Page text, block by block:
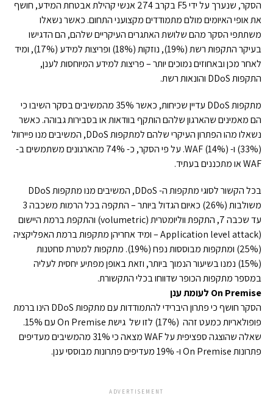
הסקר, שנערך על ידי F5 בקרב 274 אנשי קהילת אבטחת המידע, חושף
את אופי האיומים מולם מתמודדים מקצועני התחום. כאשר נשאלו
משתתפי הסקר מהם שלושת האתגרים העיקריים שלהם, הם הדגישו
בעיקר התקפות רשת (19%), נוזקות (18%) ופריצות למידע (17%), ומיד
לאחר מכן ובאחוזים נמוכים יותר – פריצות למידע המיוחסות לענן,
התקפות DDoS והונאות רשת.
מתקפות DDoS עדיין שכיחות, כאשר 35% מהמשיבים בסקר השיבו כי
הם מאמינים שהארגון שלהם הותקף בוודאות או בסבירות גבוהה. כאשר
נשאלו מהו הפתרון העיקרי שלהם למתקפות DDoS, המשיבים מנו פיירוול
(33%) ו- WAF (14%). על פי הסקר, כ- 74% מהארגונים משתמשים ב-
WAF או מתכננים בעתיד.
בכל הקשור לסוגי מתקפות ה- DDoS, המשיבים מנו מתקפות DDoS
משולבות (26%) כאיום הגדול ביותר – התקפה בכל הרמות משכבה 3
עד שכבה 7, התקפת ווליומטרית (volumetric) והתקפת ברמת היישום
(Application level attack – ומיד אחריהן מתקפות ברמת האפליקציה
(25%) ומתקפות מבוססות נפח (19%). מתקפות למטרת סחטנות
(15%) נמנו בשיעור הנמוך ביותר, וזאת באופן מפתיע יחסית לעליה
במספר מתקפות הכופר שדווחו בכלי התקשורת.
On Premise לעומת ענן
הסקר חושף כי פתרון היברידי להתמודדות עם מתקפות DDoS הינו ברמת
פופולאריות כמעט זהה (17%) לזו של גישת On Premise עם 15%.
שאלה שהוצגה ספציפית על WAF מצאה כי 31% מהמשיבים מעדיפים
פתרונות On Premise ו- 19% מעדיפים פתרונות מבוססי ענן.
ADVERTISEMENT